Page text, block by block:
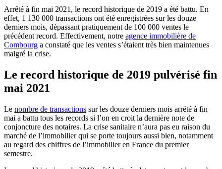
Arrêté à fin mai 2021, le record historique de 2019 a été battu. En
effet, 1 130 000 transactions ont été enregistrées sur les douze
derniers mois, dépassant pratiquement de 100 000 ventes le
précédent record. Effectivement, notre agence immobilière de
Combourg a constaté que les ventes s’étaient très bien maintenues
malgré la crise.
Le record historique de 2019 pulvérisé fin
mai 2021
Le nombre de transactions sur les douze derniers mois arrêté à fin
mai a battu tous les records si l’on en croit la dernière note de
conjoncture des notaires. La crise sanitaire n’aura pas eu raison du
marché de l’immobilier qui se porte toujours aussi bien, notamment
au regard des chiffres de l’immobilier en France du premier
semestre.